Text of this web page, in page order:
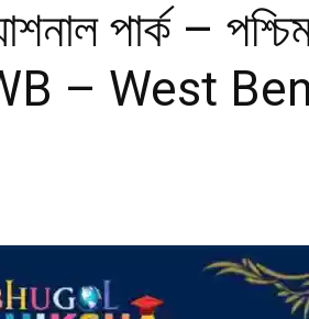
পার্ক –
– West